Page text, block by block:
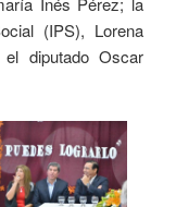
(IPS), Lorena
diputado Oscar